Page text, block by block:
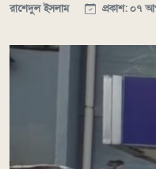
রাশেদুল ইসলাম প্রকাশ: ০৭